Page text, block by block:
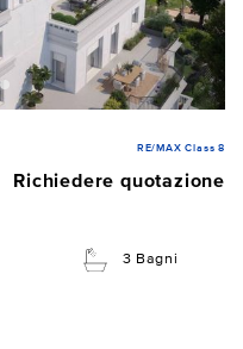
RE/MAX Class 8
Richiedere quotazione
3 Bagni